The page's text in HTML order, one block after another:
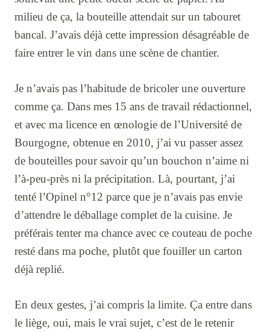
milieu de ça, la bouteille attendait sur un tabouret
bancal. J’avais déjà cette impression désagréable de
faire entrer le vin dans une scène de chantier.
Je n’avais pas l’habitude de bricoler une ouverture
comme ça. Dans mes 15 ans de travail rédactionnel,
et avec ma licence en œnologie de l’Université de
Bourgogne, obtenue en 2010, j’ai vu passer assez
de bouteilles pour savoir qu’un bouchon n’aime ni
l’à-peu-près ni la précipitation. Là, pourtant, j’ai
tenté l’Opinel n°12 parce que je n’avais pas envie
d’attendre le déballage complet de la cuisine. Je
préférais tenter ma chance avec ce couteau de poche
resté dans ma poche, plutôt que fouiller un carton
déjà replié.
En deux gestes, j’ai compris la limite. Ça entre dans
le liège, oui, mais le vrai sujet, c’est de le retenir